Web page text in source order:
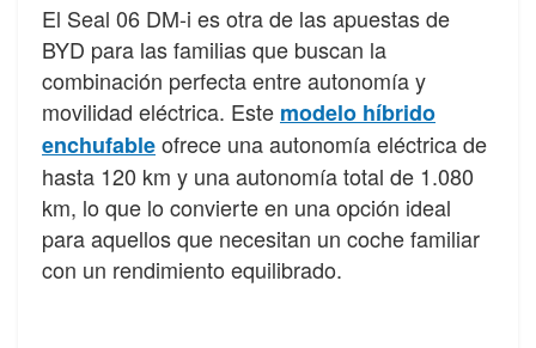
El Seal 06 DM-i es otra de las apuestas de
BYD para las familias que buscan la
combinación perfecta entre autonomía y
movilidad eléctrica. Este modelo híbrido
enchufableofrece una autonomía eléctrica de
hasta 120 km y una autonomía total de 1.080
km, lo que lo convierte en una opción ideal
para aquellos que necesitan un coche familiar
con un rendimiento equilibrado.